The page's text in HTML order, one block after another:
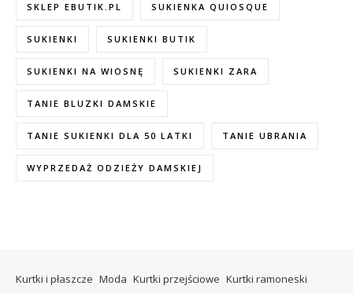
SKLEP EBUTIK.PL SUKIENKA QUIOSQUE
SUKIENKI SUKIENKI BUTIK
SUKIENKI NA WIOSNĘ SUKIENKI ZARA
TANIE BLUZKI DAMSKIE
TANIE SUKIENKI DLA 50 LATKI TANIE UBRANIA
WYPRZEDAŻ ODZIEŻY DAMSKIEJ
Kurtki i płaszcze Moda Kurtki przejściowe Kurtki ramoneski